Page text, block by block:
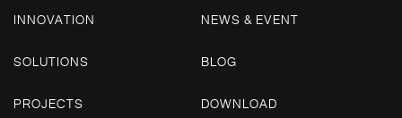
INNOVATION
SOLUTIONS
PROJECTS
NEWS & EVENT
BLOG
DOWNLOAD